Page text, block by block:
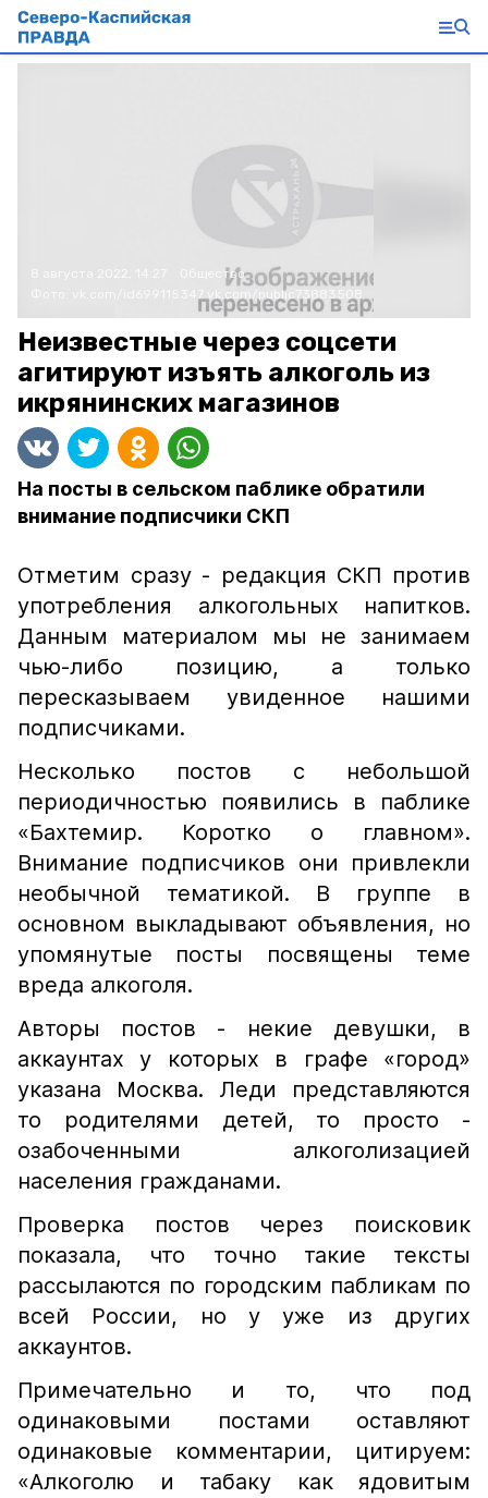
Общество
vk.com/public73883508
Неизвестные через соцсети
агитируют изъять алкоголь из
икрянинских магазинов
На посты в сельском паблике обратили
внимание подписчики СКП
Отметим сразу - редакция СКП против
употребления алкогольных напитков.
Данным материалом мы не занимаем
чью-либо позицию, а только
пересказываем увиденное нашими
подписчиками.
Несколько постов с небольшой
периодичностью появились в паблике
«Бахтемир. Коротко о главном».
Внимание подписчиков они привлекли
необычной тематикой. В группе в
основном выкладывают объявления, но
упомянутые посты посвящены теме
вреда алкоголя.
Авторы постов - некие девушки, в
аккаунтах у которых в графе «город»
указана Москва. Леди представляются
то родителями детей, то просто -
озабоченными алкоголизацией
населения гражданами.
Проверка постов через поисковик
показала, что точно такие тексты
рассылаются по городским пабликам по
всей России, но у уже из других
аккаунтов.
Примечательно и то, что под
одинаковыми постами оставляют
одинаковые комментарии, цитируем:
«Алкоголю и табаку как ядовитым